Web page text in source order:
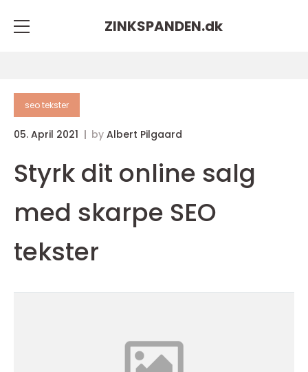
ZINKSPANDEN.dk
seo tekster
05. April 2021 by Albert Pilgaard
Styrk dit online salg
med skarpe SEO
tekster